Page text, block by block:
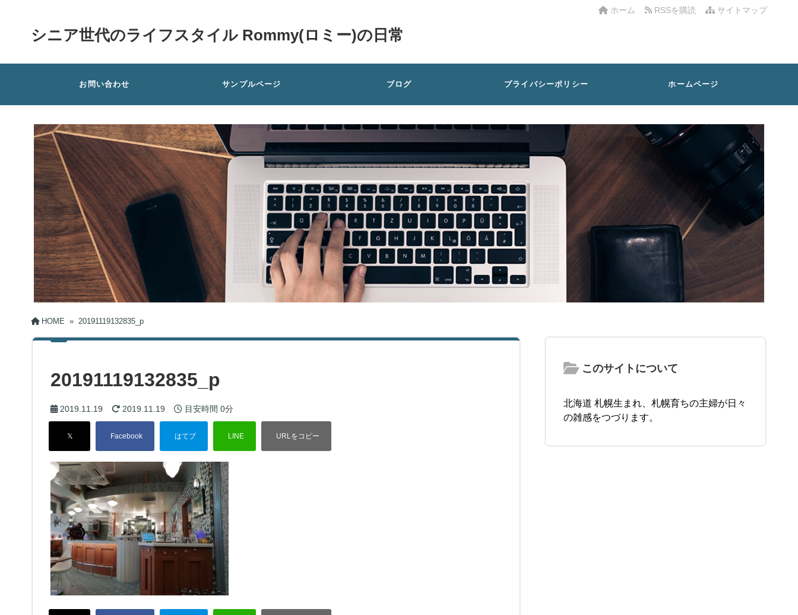
サイトマップ
RSSを購読
ホーム
シニア世代のライフスタイル Rommy(ロミー)の日常
お問い合わせ サンプルページ ブログ プライバシーポリシー ホームページ
HOME » 20191119132835_p
20191119132835_p
2019.11.19 2019.11.19 目安時間 0分
このサイトについて
北海道 札幌生まれ、札幌育ちの主婦が日々
の雑感をつづります。